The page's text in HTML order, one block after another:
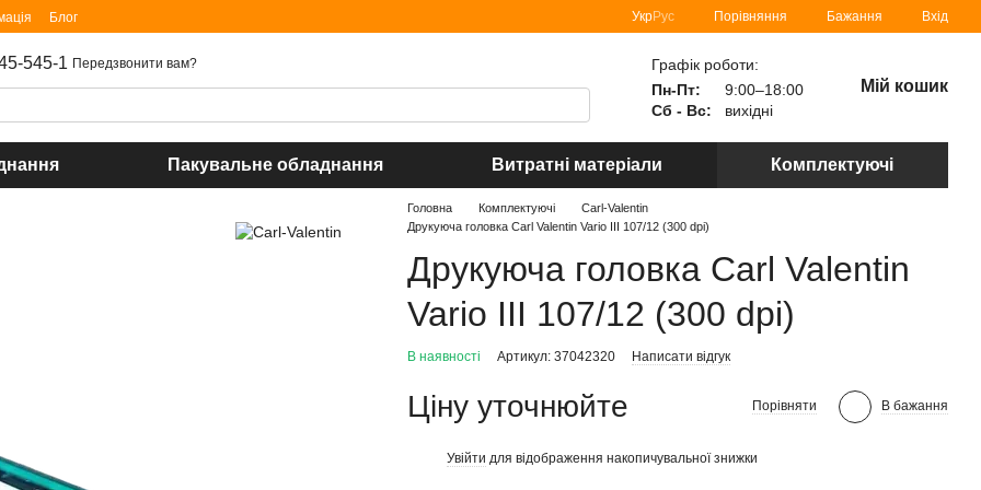
Блог УкрРус Порівняння Бажання Вхід
545-1 Передзвонити вам?
Графік роботи:
Пн-Пт:
9:00–18:00
Сб - Вс:
вихідні
Мій кошик
Пакувальне обладнання Витратні матеріали Комплектуючі
Головна Комплектуючі
Carl-Valentin
Друкуюча головка Carl Valentin Vario III 107/12 (300 dpi)
Друкуюча головка Carl Valentin
Vario III 107/12 (300 dpi)
В наявності Артикул: 37042320 Написати відгук
Ціну уточнюйте Порівняти В бажання
Увійти для відображення накопичувальної знижки